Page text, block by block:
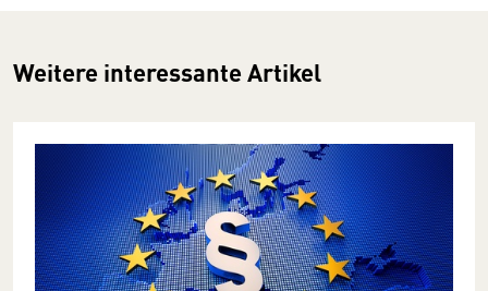
Weitere interessante Artikel